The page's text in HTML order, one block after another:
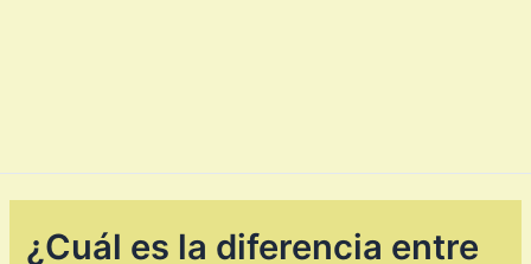
¿Cuál es la diferencia entre